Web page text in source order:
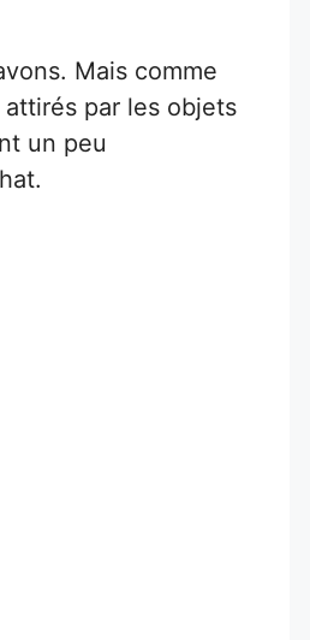
Mais comme
par les objets
un peu